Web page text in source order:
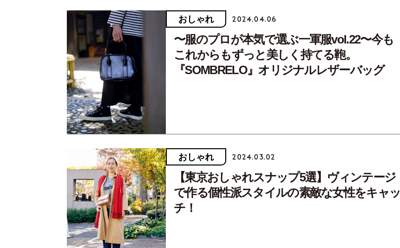
おしゃれ 2024.04.06
〜服のプロが本気で選ぶ一軍服vol.22〜今も
これからもずっと美しく持てる鞄。
『SOMBRELO』オリジナルレザーバッグ
おしゃれ 2024.03.02
【東京おしゃれスナップ5選】ヴィンテージ
で作る個性派スタイルの素敵な女性をキャッ
チ！